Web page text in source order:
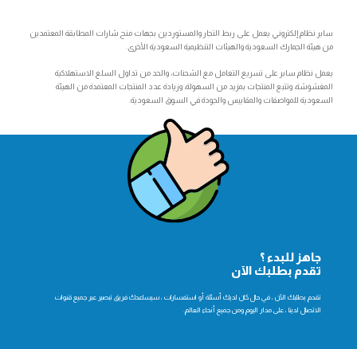
سابر نظام إلكتروني يعمل على ربط التجار والمستوردين بجهات منح شارات المطابقة المعتمدين
من هيئة الجمارك السعودية والهيئات التنظيمية السعودية الأخرى.
يعمل نظام سابر على تسريع التعامل مع الشحنات، والحد من تداول السلع الاستهلاكية
المغشوشة، وتتبع المنتجات بمزيد من السهولة، وزيادة عدد المنتجات المعتمدة من الهيئة
السعودية للمواصفات والمقاييس والجودة في السوق السعودية.
جاهز للبدء ؟
تقدم بطلبك الآن
تقدم بطلبك الآن ، في حال كان لديك أسئلة أو استفسارات ، سيساعدك فريق تبصير عبر جميع قنوات
الاتصال لدينا ، على مدار اليوم ومن جميع أنحاء العالم.